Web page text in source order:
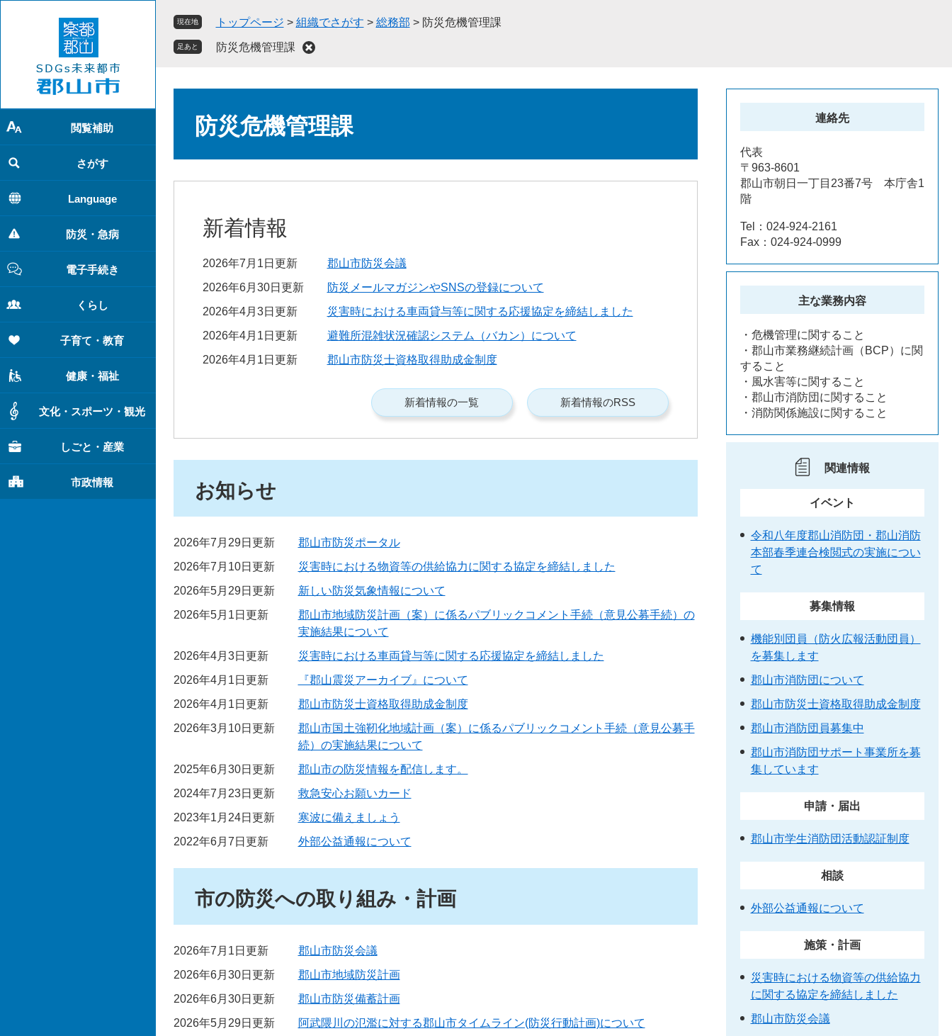
で
す
。
ば
し
て
本
文
へ
閲覧補助
さがす
Language
防災・急病
電子手続き
くらし
子育て・教育
健康・福祉
文化・スポーツ・観光
しごと・産業
市政情報
現在地 トップページ > 組織でさがす > 総務部 > 防災危機管理課
足あと 防災危機管理課
防災危機管理課
新着情報
2026年7月1日更新
郡山市防災会議
2026年6月30日更新
防災メールマガジンやSNSの登録について
2026年4月3日更新
災害時における車両貸与等に関する応援協定を締結しました
2026年4月1日更新
避難所混雑状況確認システム（バカン）について
2026年4月1日更新
郡山市防災士資格取得助成金制度
新着情報の一覧 新着情報のRSS
お知らせ
2026年7月29日更新
郡山市防災ポータル
2026年7月10日更新
災害時における物資等の供給協力に関する協定を締結しました
2026年5月29日更新
新しい防災気象情報について
2026年5月1日更新
郡山市地域防災計画（案）に係るパブリックコメント手続（意見公募手続）の
実施結果について
2026年4月3日更新
災害時における車両貸与等に関する応援協定を締結しました
2026年4月1日更新
『郡山震災アーカイブ』について
2026年4月1日更新
郡山市防災士資格取得助成金制度
2026年3月10日更新
郡山市国土強靭化地域計画（案）に係るパブリックコメント手続（意見公募手
続）の実施結果について
2025年6月30日更新
郡山市の防災情報を配信します。
2024年7月23日更新
救急安心お願いカード
2023年1月24日更新
寒波に備えましょう
2022年6月7日更新
外部公益通報について
市の防災への取り組み・計画
2026年7月1日更新
郡山市防災会議
2026年6月30日更新
郡山市地域防災計画
2026年6月30日更新
郡山市防災備蓄計画
2026年5月29日更新
阿武隈川の氾濫に対する郡山市タイムライン(防災行動計画)について
連絡先
代表
〒963-8601
郡山市朝日一丁目23番7号 本庁舎1
階
Tel：024-924-2161
Fax：024-924-0999
主な業務内容
・危機管理に関すること
・郡山市業務継続計画（BCP）に関
すること
・風水害等に関すること
・郡山市消防団に関すること
・消防関係施設に関すること
関連情報
イベント
令和八年度郡山消防団・郡山消防
本部春季連合検閲式の実施につい
て
募集情報
機能別団員（防火広報活動団員）
を募集します
郡山市消防団について
郡山市防災士資格取得助成金制度
郡山市消防団員募集中
郡山市消防団サポート事業所を募
集しています
申請・届出
郡山市学生消防団活動認証制度
相談
外部公益通報について
施策・計画
災害時における物資等の供給協力
に関する協定を締結しました
郡山市防災会議